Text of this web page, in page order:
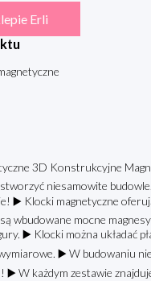
Erli
3D Konstrukcyjne
niesamowite
▶️ Klocki magnetyczne
wbudowane mocne
▶️ Klocki można układać
▶️ W budowaniu
▶️ W każdym zestawie